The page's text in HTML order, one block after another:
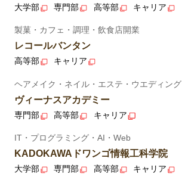
大学部 専門部 高等部 キャリア
製菓・カフェ・調理・飲食店開業
レコールバンタン
高等部 キャリア
ヘアメイク・ネイル・エステ・ウエディング
ヴィーナスアカデミー
専門部 高等部 キャリア
IT・プログラミング・AI・Web
KADOKAWAドワンゴ情報工科学院
大学部 専門部 高等部 キャリア